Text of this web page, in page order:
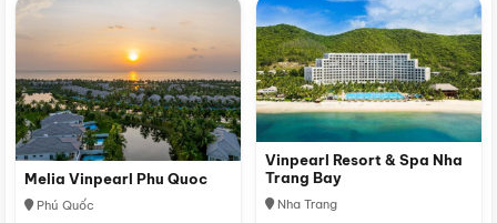
Melia Vinpearl Phu Quoc
Phú Quốc
Vinpearl Resort & Spa Nha
Trang Bay
Nha Trang